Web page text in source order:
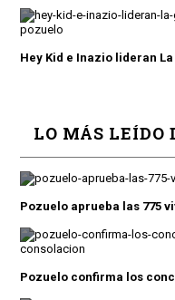
Hey Kid e Inazio lideran
LO MÁS LEÍDO
Pozuelo aprueba las 775
Pozuelo confirma los